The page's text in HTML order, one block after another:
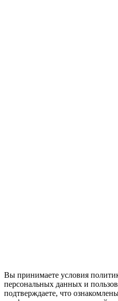
Вы принимаете условия
персональных данных и
подтверждаете, что